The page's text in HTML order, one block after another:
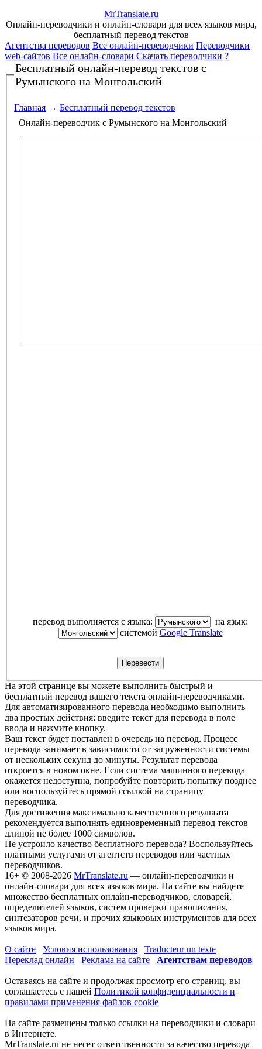
MrTranslate.ru
Онлайн-переводчики и онлайн-словари для всех языков мира,
бесплатный перевод текстов
Агентства переводов Все онлайн-переводчики Переводчики
web-сайтов Все онлайн-словари Скачать переводчики ?
Бесплатный онлайн-перевод текстов с
Румынского на Монгольский
Главная → Бесплатный перевод текстов
Онлайн-переводчик с Румынского на Монгольский
перевод выполняется с языка:
системой Google Translate
На этой странице вы можете выполнить быстрый и
бесплатный перевод вашего текста онлайн-переводчиками.
Для автоматизированного перевода необходимо выполнить
два простых действия: введите текст для перевода в поле
ввода и нажмите кнопку.
Ваш текст будет поставлен в очередь на перевод. Процесс
перевода занимает в зависимости от загруженности системы
от нескольких секунд до минуты. Результат перевода
откроется в новом окне. Если система машинного перевода
окажется недоступна, попробуйте повторить попытку позднее
или воспользуйтесь прямой ссылкой на страницу
переводчика.
Для достижения максимально качественного результата
рекомендуется выполнять единовременный перевод текстов
длиной не более 1000 символов.
Не устроило качество бесплатного перевода? Воспользуйтесь
платными услугами от агентств переводов или частных
переводчиков.
16+ © 2008-2026 MrTranslate.ru — онлайн-переводчики и
онлайн-словари для всех языков мира. На сайте вы найдете
множество бесплатных онлайн-переводчиков, словарей,
определителей языков, систем проверки правописания,
синтезаторов речи, и прочих языковых инструментов для всех
языков мира.
О сайте Условия использования
Traducteur un texte
Переклад онлайн
Реклама на сайте Агентствам переводов
Оставаясь на сайте и продолжая просмотр его страниц, вы
соглашаетесь с нашей Политикой конфиденциальности и
правилами применения файлов cookie
На сайте размещены только ссылки на переводчики и словари
в Интернете.
MrTranslate.ru не несет ответственности за качество перевода